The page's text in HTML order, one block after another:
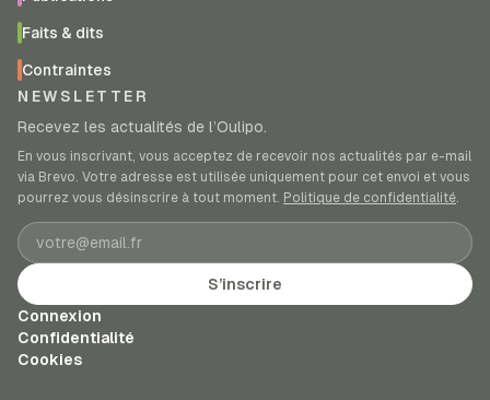
Faits & dits
Contraintes
NEWSLETTER
Recevez les actualités de l’Oulipo.
En vous inscrivant, vous acceptez de recevoir nos actualités par e-mail
via Brevo. Votre adresse est utilisée uniquement pour cet envoi et vous
pourrez vous désinscrire à tout moment. Politique de confidentialité.
Adresse e-mail
S’inscrire
Connexion
Confidentialité
Cookies